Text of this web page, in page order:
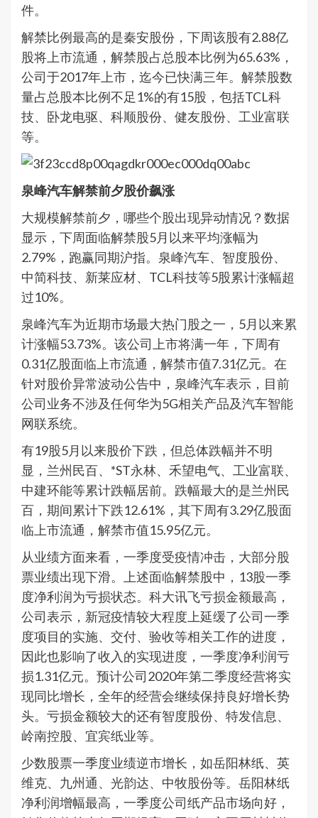
件。
解禁比例最高的是秦安股份，下周该股有2.88亿
股将上市流通，解禁股占总股本比例为65.63%，
公司于2017年上市，迄今已快满三年。解禁股数
量占总股本比例不足1%的有15股，包括TCL科
技、卧龙电驱、科顺股份、健友股份、工业富联
等。
泉峰汽车解禁前夕股价飙涨
大规模解禁前夕，哪些个股出现异动情况？数据
显示，下周面临解禁股5月以来平均涨幅为
2.79%，跑赢同期沪指。泉峰汽车、智度股份、
中简科技、新莱应材、TCL科技等5股累计涨幅超
过10%。
泉峰汽车为近期市场最大热门股之一，5月以来累
计涨幅53.73%。该公司上市将满一年，下周有
0.31亿股面临上市流通，解禁市值7.31亿元。在
针对股价异常波动公告中，泉峰汽车表示，目前
公司业务不涉及任何华为5G相关产品及汽车智能
网联系统。
有19股5月以来股价下跌，但总体跌幅并不明
显，兰州民百、*ST永林、禾望电气、工业富联、
中建环能等累计跌幅居前。跌幅最大的是兰州民
百，期间累计下跌12.61%，其下周有3.29亿股面
临上市流通，解禁市值15.95亿元。
从业绩方面来看，一季度受疫情冲击，大部分股
票业绩出现下滑。上述面临解禁股中，13股一季
度净利润为亏损状态。科大讯飞亏损金额最高，
公司表示，新冠疫情较大程度上延缓了公司一季
度项目的实施、交付、验收等相关工作的进度，
因此也影响了收入的实现进度，一季度净利润亏
损1.31亿元。预计公司2020年第二季度经营将实
现同比增长，全年的经营会继续保持良好增长势
头。亏损金额较大的还有智度股份、特发信息、
岭南控股、宜宾纸业等。
少数股票一季度业绩逆市增长，如岳阳林纸、英
维克、九州通、光韵达、中牧股份等。岳阳林纸
净利润增幅最高，一季度公司纸产品市场向好，